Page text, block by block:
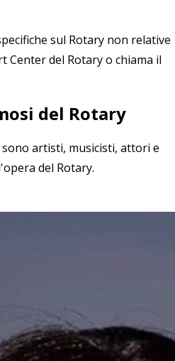
sul Rotary non relative
Center del Rotaryo chiama il
del Rotary
artisti, musicisti, attori e
del Rotary.